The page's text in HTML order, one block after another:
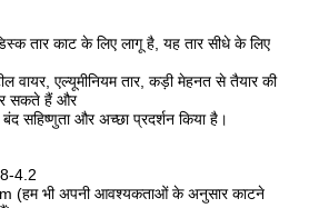
तार काट के लिए लागू है, यह तार सीधे के लिए
वायर, एल्यूमीनियम तार, कड़ी मेहनत से तैयार की
सकते हैं और
सहिष्णुता और अच्छा प्रदर्शन किया है।
4.2
(हम भी अपनी आवश्यकताओं के अनुसार काटने